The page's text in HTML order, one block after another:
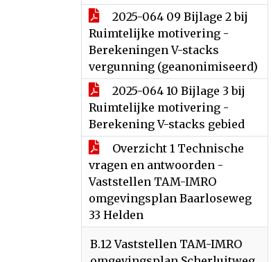
2025-064 09 Bijlage 2 bij
Ruimtelijke motivering -
Berekeningen V-stacks
vergunning (geanonimiseerd)
2025-064 10 Bijlage 3 bij
Ruimtelijke motivering -
Berekening V-stacks gebied
Overzicht 1 Technische
vragen en antwoorden -
Vaststellen TAM-IMRO
omgevingsplan Baarloseweg
33 Helden
B.12 Vaststellen TAM-IMRO